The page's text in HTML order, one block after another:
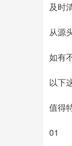
及时
从源
如有
以下
值得
01